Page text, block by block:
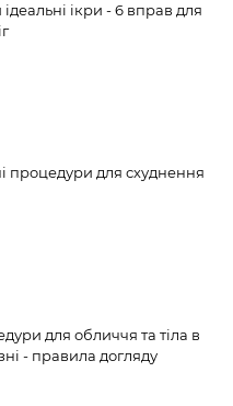
ікри - 6 вправ для
процедури для схуднення
для обличчя та тіла в
- правила догляду